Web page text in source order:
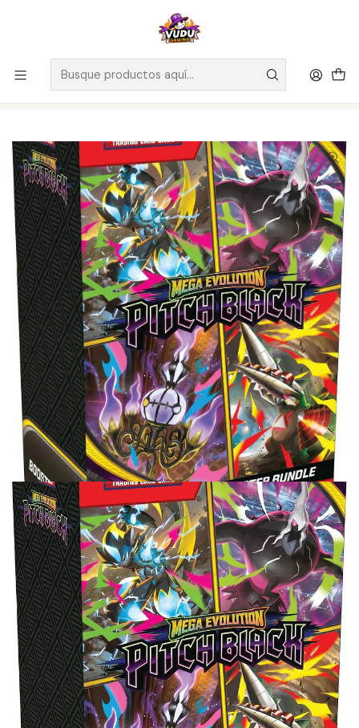
🚀 ¡Despachamos a todo Chile! Envío GRATIS a Regiones sobre
$100.000 y a RM sobre $35.000
Juegos de Cartas TCG Pokémon
Preventas Pokémon
Pokemon TCG: Mega Evolution Pitch Black- Booster Bundle -